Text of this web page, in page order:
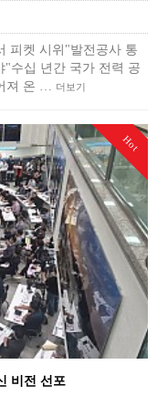
피켓 시위"발전공사 통
"수십 년간 국가 전력 공
져 온 … 더보기
Hot
비전 선포